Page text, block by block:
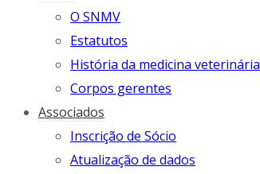
O SNMV
Estatutos
História da medicina veterinária
Corpos gerentes
Associados
Inscrição de Sócio
Atualização de dados